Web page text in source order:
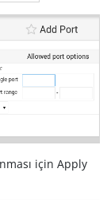
için Apply